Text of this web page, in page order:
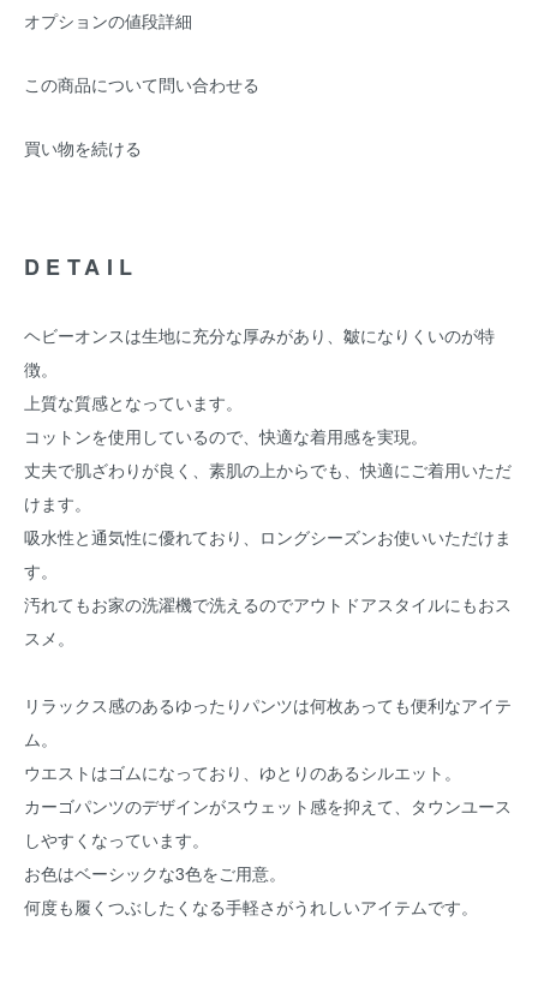
オプションの値段詳細
この商品について問い合わせる
買い物を続ける
DETAIL
ヘビーオンスは生地に充分な厚みがあり、皺になりくいのが特
徴。
上質な質感となっています。
コットンを使用しているので、快適な着用感を実現。
丈夫で肌ざわりが良く、素肌の上からでも、快適にご着用いただ
けます。
吸水性と通気性に優れており、ロングシーズンお使いいただけま
す。
汚れてもお家の洗濯機で洗えるのでアウトドアスタイルにもおス
スメ。
リラックス感のあるゆったりパンツは何枚あっても便利なアイテ
ム。
ウエストはゴムになっており、ゆとりのあるシルエット。
カーゴパンツのデザインがスウェット感を抑えて、タウンユース
しやすくなっています。
お色はベーシックな3色をご用意。
何度も履くつぶしたくなる手軽さがうれしいアイテムです。